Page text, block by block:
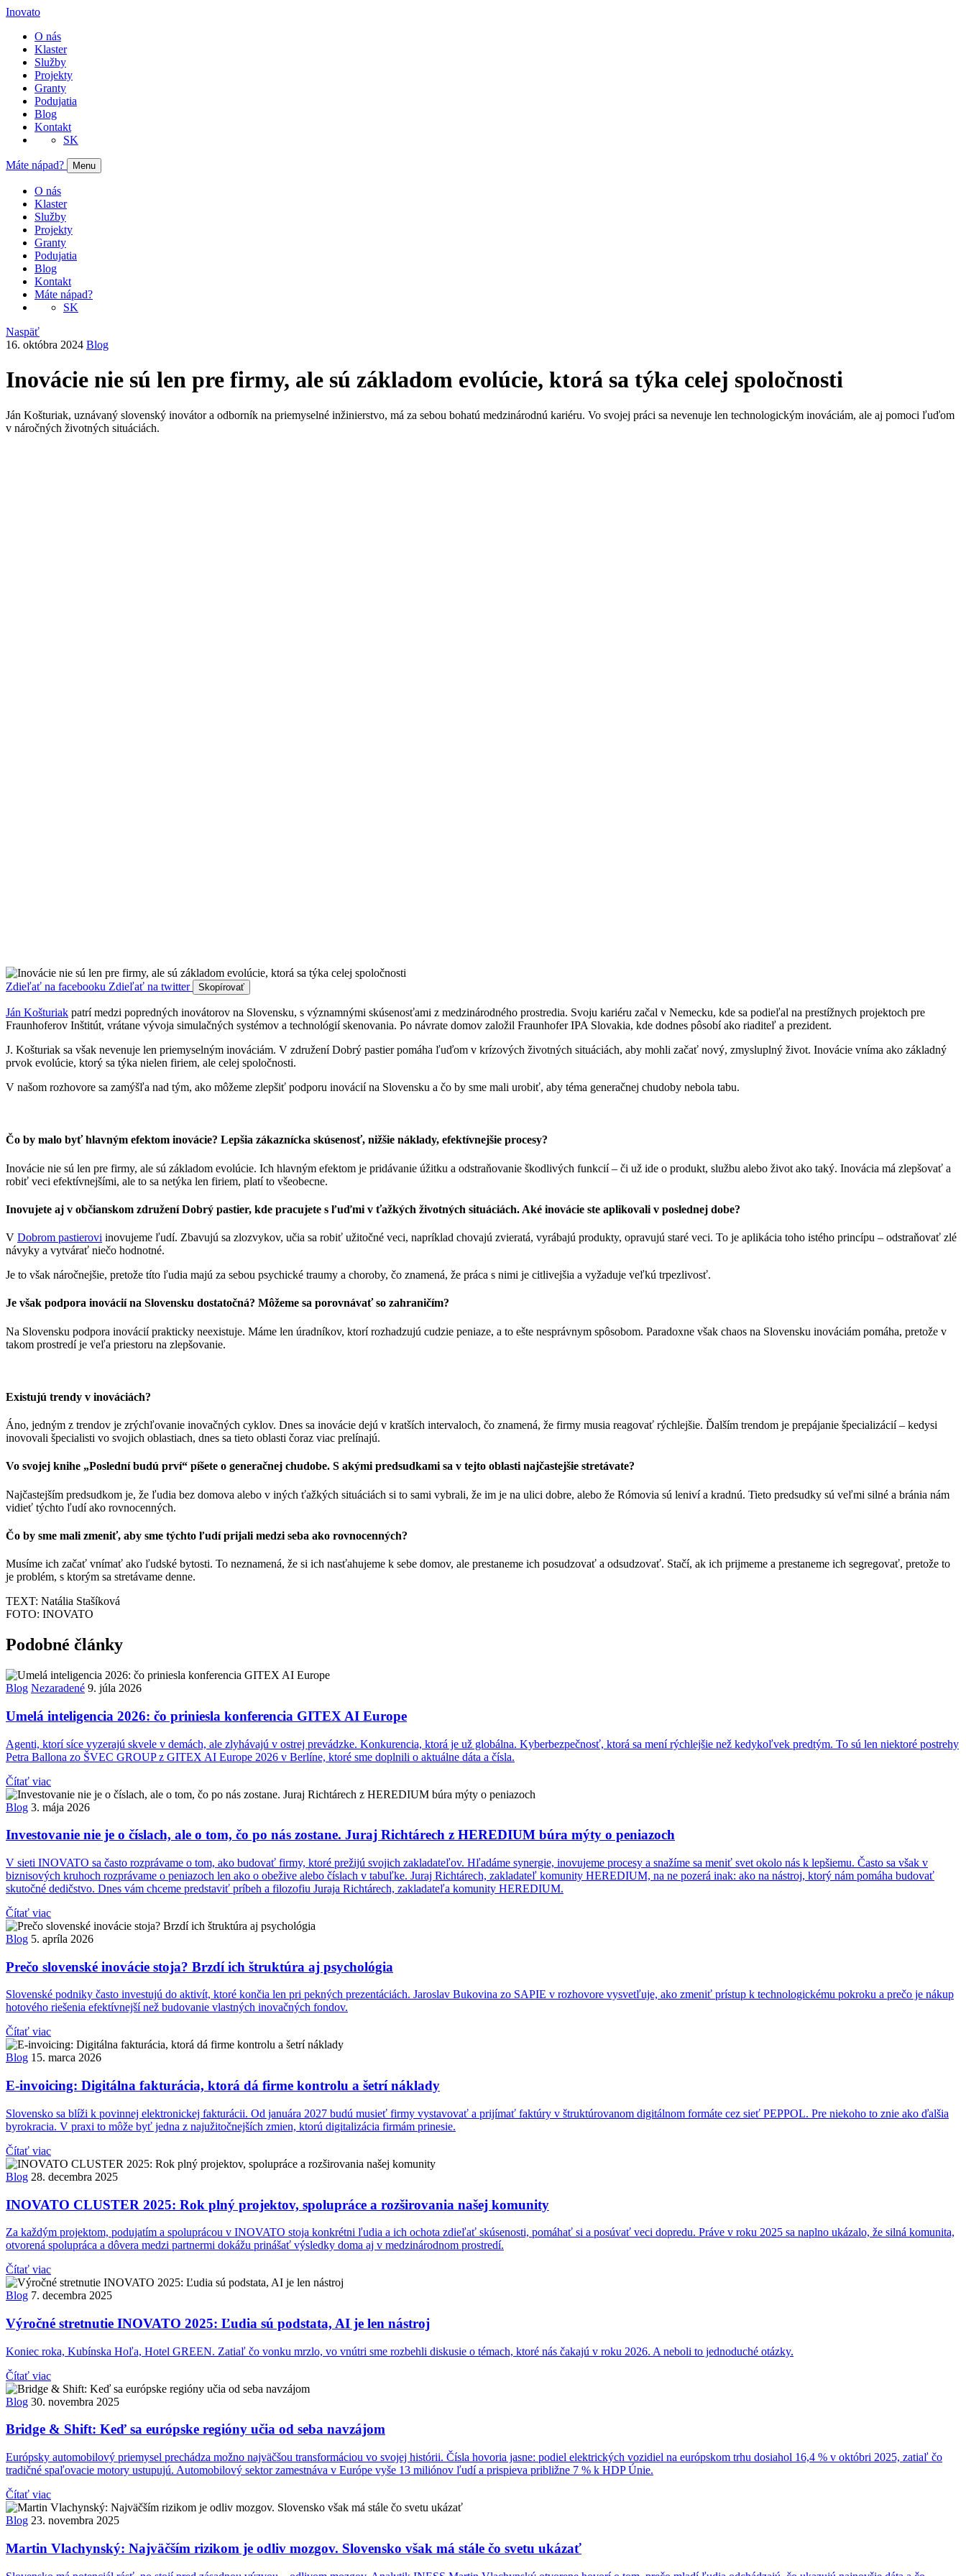
Inovato
O nás
Klaster
Služby
Projekty
Granty
Podujatia
Blog
Kontakt
SK
Máte nápad? Menu
O nás
Klaster
Služby
Projekty
Granty
Podujatia
Blog
Kontakt
Máte nápad?
SK
Naspäť
16. októbra 2024 Blog
Inovácie nie sú len pre firmy, ale sú základom evolúcie, ktorá sa týka celej spoločnosti
Ján Košturiak, uznávaný slovenský inovátor a odborník na priemyselné inžinierstvo, má za sebou bohatú medzinárodnú kariéru. Vo svojej práci sa nevenuje len technologickým inováciám, ale aj pomoci ľuďom
v náročných životných situáciách.
Zdieľať na facebooku Zdieľať na twitter Skopírovať
Ján Košturiak patrí medzi popredných inovátorov na Slovensku, s významnými skúsenosťami z medzinárodného prostredia. Svoju kariéru začal v Nemecku, kde sa podieľal na prestížnych projektoch pre
Fraunhoferov Inštitút, vrátane vývoja simulačných systémov a technológií skenovania. Po návrate domov založil Fraunhofer IPA Slovakia, kde dodnes pôsobí ako riaditeľ a prezident.
J. Košturiak sa však nevenuje len priemyselným inováciám. V združení Dobrý pastier pomáha ľuďom v krízových životných situáciách, aby mohli začať nový, zmysluplný život. Inovácie vníma ako základný
prvok evolúcie, ktorý sa týka nielen firiem, ale celej spoločnosti.
V našom rozhovore sa zamýšľa nad tým, ako môžeme zlepšiť podporu inovácií na Slovensku a čo by sme mali urobiť, aby téma generačnej chudoby nebola tabu.
Čo by malo byť hlavným efektom inovácie? Lepšia zákaznícka skúsenosť, nižšie náklady, efektívnejšie procesy?
Inovácie nie sú len pre firmy, ale sú základom evolúcie. Ich hlavným efektom je pridávanie úžitku a odstraňovanie škodlivých funkcií – či už ide o produkt, službu alebo život ako taký. Inovácia má zlepšovať a
robiť veci efektívnejšími, ale to sa netýka len firiem, platí to všeobecne.
Inovujete aj v občianskom združení Dobrý pastier, kde pracujete s ľuďmi v ťažkých životných situáciách. Aké inovácie ste aplikovali v poslednej dobe?
V Dobrom pastierovi inovujeme ľudí. Zbavujú sa zlozvykov, učia sa robiť užitočné veci, napríklad chovajú zvieratá, vyrábajú produkty, opravujú staré veci. To je aplikácia toho istého princípu – odstraňovať zlé
návyky a vytvárať niečo hodnotné.
Je to však náročnejšie, pretože títo ľudia majú za sebou psychické traumy a choroby, čo znamená, že práca s nimi je citlivejšia a vyžaduje veľkú trpezlivosť.
Je však podpora inovácií na Slovensku dostatočná? Môžeme sa porovnávať so zahraničím?
Na Slovensku podpora inovácií prakticky neexistuje. Máme len úradníkov, ktorí rozhadzujú cudzie peniaze, a to ešte nesprávnym spôsobom. Paradoxne však chaos na Slovensku inováciám pomáha, pretože v
takom prostredí je veľa priestoru na zlepšovanie.
Existujú trendy v inováciách?
Áno, jedným z trendov je zrýchľovanie inovačných cyklov. Dnes sa inovácie dejú v kratších intervaloch, čo znamená, že firmy musia reagovať rýchlejšie. Ďalším trendom je prepájanie špecializácií – kedysi
inovovali špecialisti vo svojich oblastiach, dnes sa tieto oblasti čoraz viac prelínajú.
Vo svojej knihe „Poslední budú prví“ píšete o generačnej chudobe. S akými predsudkami sa v tejto oblasti najčastejšie stretávate?
Najčastejším predsudkom je, že ľudia bez domova alebo v iných ťažkých situáciách si to sami vybrali, že im je na ulici dobre, alebo že Rómovia sú leniví a kradnú. Tieto predsudky sú veľmi silné a bránia nám
vidieť týchto ľudí ako rovnocenných.
Čo by sme mali zmeniť, aby sme týchto ľudí prijali medzi seba ako rovnocenných?
Musíme ich začať vnímať ako ľudské bytosti. To neznamená, že si ich nasťahujeme k sebe domov, ale prestaneme ich posudzovať a odsudzovať. Stačí, ak ich prijmeme a prestaneme ich segregovať, pretože to
je problém, s ktorým sa stretávame denne.
TEXT: Natália Stašíková
FOTO: INOVATO
Podobné články
Blog Nezaradené 9. júla 2026
Umelá inteligencia 2026: čo priniesla konferencia GITEX AI Europe
Agenti, ktorí síce vyzerajú skvele v demách, ale zlyhávajú v ostrej prevádzke. Konkurencia, ktorá je už globálna. Kyberbezpečnosť, ktorá sa mení rýchlejšie než kedykoľvek predtým. To sú len niektoré postrehy
Petra Ballona zo ŠVEC GROUP z GITEX AI Europe 2026 v Berlíne, ktoré sme doplnili o aktuálne dáta a čísla.
Čítať viac
Blog 3. mája 2026
Investovanie nie je o číslach, ale o tom, čo po nás zostane. Juraj Richtárech z HEREDIUM búra mýty o peniazoch
V sieti INOVATO sa často rozprávame o tom, ako budovať firmy, ktoré prežijú svojich zakladateľov. Hľadáme synergie, inovujeme procesy a snažíme sa meniť svet okolo nás k lepšiemu. Často sa však v
biznisových kruhoch rozprávame o peniazoch len ako o obežive alebo číslach v tabuľke. Juraj Richtárech, zakladateľ komunity HEREDIUM, na ne pozerá inak: ako na nástroj, ktorý nám pomáha budovať
skutočné dedičstvo. Dnes vám chceme predstaviť príbeh a filozofiu Juraja Richtárech, zakladateľa komunity HEREDIUM.
Čítať viac
Blog 5. apríla 2026
Prečo slovenské inovácie stoja? Brzdí ich štruktúra aj psychológia
Slovenské podniky často investujú do aktivít, ktoré končia len pri pekných prezentáciách. Jaroslav Bukovina zo SAPIE v rozhovore vysvetľuje, ako zmeniť prístup k technologickému pokroku a prečo je nákup
hotového riešenia efektívnejší než budovanie vlastných inovačných fondov.
Čítať viac
Blog 15. marca 2026
E-invoicing: Digitálna fakturácia, ktorá dá firme kontrolu a šetrí náklady
Slovensko sa blíži k povinnej elektronickej fakturácii. Od januára 2027 budú musieť firmy vystavovať a prijímať faktúry v štruktúrovanom digitálnom formáte cez sieť PEPPOL. Pre niekoho to znie ako ďalšia
byrokracia. V praxi to môže byť jedna z najužitočnejších zmien, ktorú digitalizácia firmám prinesie.
Čítať viac
Blog 28. decembra 2025
INOVATO CLUSTER 2025: Rok plný projektov, spolupráce a rozširovania našej komunity
Za každým projektom, podujatím a spoluprácou v INOVATO stoja konkrétni ľudia a ich ochota zdieľať skúsenosti, pomáhať si a posúvať veci dopredu. Práve v roku 2025 sa naplno ukázalo, že silná komunita,
otvorená spolupráca a dôvera medzi partnermi dokážu prinášať výsledky doma aj v medzinárodnom prostredí.
Čítať viac
Blog 7. decembra 2025
Výročné stretnutie INOVATO 2025: Ľudia sú podstata, AI je len nástroj
Koniec roka, Kubínska Hoľa, Hotel GREEN. Zatiaľ čo vonku mrzlo, vo vnútri sme rozbehli diskusie o témach, ktoré nás čakajú v roku 2026. A neboli to jednoduché otázky.
Čítať viac
Blog 30. novembra 2025
Bridge & Shift: Keď sa európske regióny učia od seba navzájom
Európsky automobilový priemysel prechádza možno najväčšou transformáciou vo svojej histórii. Čísla hovoria jasne: podiel elektrických vozidiel na európskom trhu dosiahol 16,4 % v októbri 2025, zatiaľ čo
tradičné spaľovacie motory ustupujú. Automobilový sektor zamestnáva v Európe vyše 13 miliónov ľudí a prispieva približne 7 % k HDP Únie.
Čítať viac
Blog 23. novembra 2025
Martin Vlachynský: Najväčším rizikom je odliv mozgov. Slovensko však má stále čo svetu ukázať